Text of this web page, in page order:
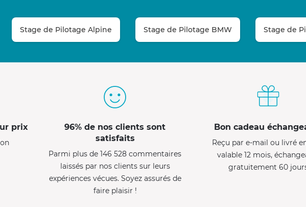
Stage de Pilotage Alpine Stage de Pilotage BMW Stage de
prix
96% de nos clients sont
satisfaits
Parmi plus de 146 528 commentaires
laissés par nos clients sur leurs
expériences vécues. Soyez assurés de
faire plaisir !
Bon cadeau
Reçu par e-mail ou livré
valable 12 mois,
gratuitement 60